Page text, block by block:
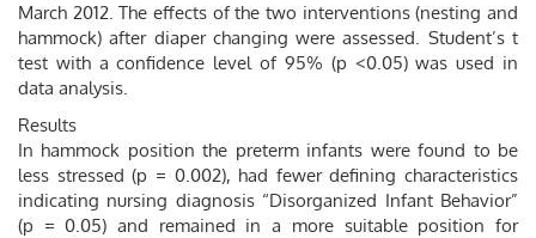
March 2012. The effects of the two interventions (nesting and
hammock) after diaper changing were assessed. Student’s t
test with a confidence level of 95% (p <0.05) was used in
data analysis.
Results
In hammock position the preterm infants were found to be
less stressed (p = 0.002), had fewer defining characteristics
indicating nursing diagnosis “Disorganized Infant Behavior”
(p = 0.05) and remained in a more suitable position for